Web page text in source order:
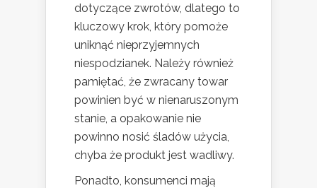
dotyczące zwrotów, dlatego to
kluczowy krok, który pomoże
uniknąć nieprzyjemnych
niespodzianek. Należy również
pamiętać, że zwracany towar
powinien być w nienaruszonym
stanie, a opakowanie nie
powinno nosić śladów użycia,
chyba że produkt jest wadliwy.
Ponadto, konsumenci mają